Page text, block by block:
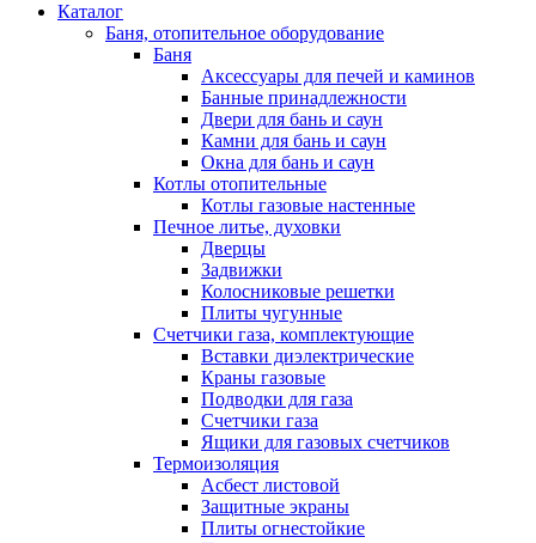
Каталог
Баня, отопительное оборудование
Баня
Аксессуары для печей и каминов
Банные принадлежности
Двери для бань и саун
Камни для бань и саун
Окна для бань и саун
Котлы отопительные
Котлы газовые настенные
Печное литье, духовки
Дверцы
Задвижки
Колосниковые решетки
Плиты чугунные
Счетчики газа, комплектующие
Вставки диэлектрические
Краны газовые
Подводки для газа
Счетчики газа
Ящики для газовых счетчиков
Термоизоляция
Асбест листовой
Защитные экраны
Плиты огнестойкие